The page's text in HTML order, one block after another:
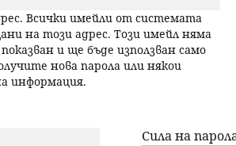
Всички имейли от системата
на този адрес. Този имейл няма
и ще бъде използван само
нова парола или някои
информация.
Сила на